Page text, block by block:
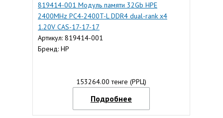
819414-001 Модуль памяти 32Gb HPE
2400MHz PC4-2400T-L DDR4 dual-rank x4
1.20V CAS-17-17-17
Артикул: 819414-001
Бренд: HP
153264.00 тенге (РРЦ)
Подробнее